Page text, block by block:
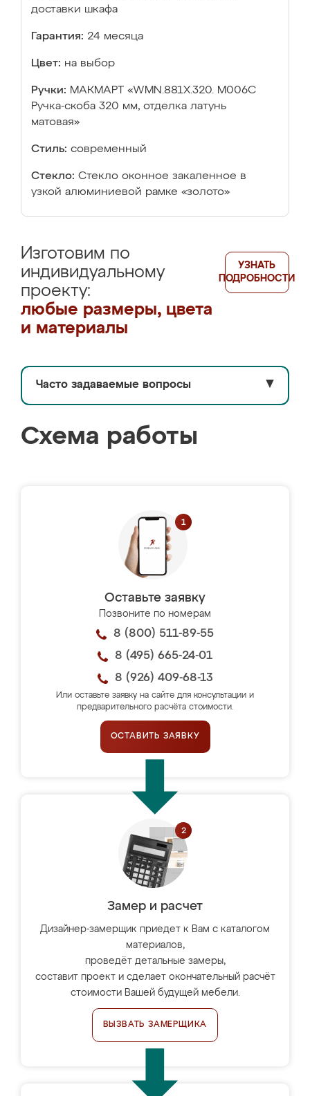
доставки шкафа
Гарантия: 24 месяца
Цвет: на выбор
Ручки: МАКМАРТ «WMN.881X.320. M006C
Ручка-скоба 320 мм, отделка латунь
матовая»
Стиль: современный
Стекло: Стекло оконное закаленное в
узкой алюминиевой рамке «золото»
Изготовим по
индивидуальному
проекту:
любые размеры, цвета
и материалы
УЗНАТЬ
ПОДРОБНОСТИ
Часто задаваемые вопросы ▼
Схема работы
Оставьте заявку
Позвоните по номерам
8 (800) 511-89-55
8 (495) 665-24-01
8 (926) 409-68-13
Или оставьте заявку на сайте для консультации и
предварительного расчёта стоимости.
ОСТАВИТЬ ЗАЯВКУ
Замер и расчет
Дизайнер-замерщик приедет к Вам с каталогом
материалов,
проведёт детальные замеры,
составит проект и сделает окончательный расчёт
стоимости Вашей будущей мебели.
ВЫЗВАТЬ ЗАМЕРЩИКА